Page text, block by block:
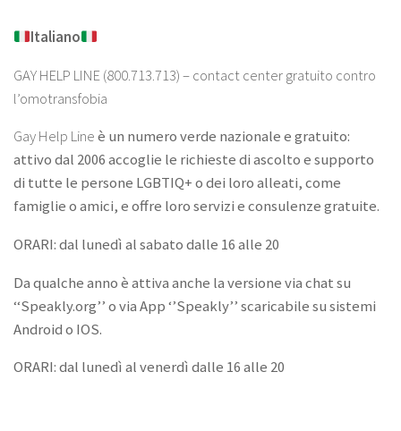
Italiano
GAY HELP LINE (800.713.713) – contact center gratuito contro
l’omotransfobia
Gay Help Lineè un numero verde nazionale e gratuito:
attivo dal 2006 accoglie le richieste di ascolto e supporto
di tutte le persone LGBTIQ+ o dei loro alleati, come
famiglie o amici, e offre loro servizi e consulenze gratuite.
ORARI: dal lunedì al sabato dalle 16 alle 20
Da qualche anno è attiva anche la versione via chat su
‘‘Speakly.org’’ o via App ‘’Speakly’’ scaricabile su sistemi
Android o IOS.
ORARI: dal lunedì al venerdì dalle 16 alle 20